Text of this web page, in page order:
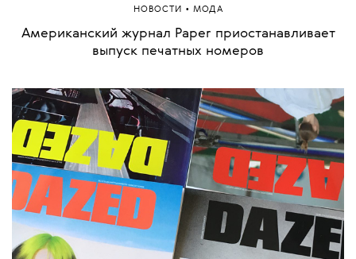
НОВОСТИ • МОДА
Американский журнал Paper приостанавливает
выпуск печатных номеров